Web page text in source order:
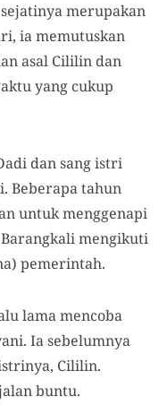
merupakan
ia memutuskan
asal Cililin dan
yang cukup
dan sang istri
Beberapa tahun
untuk menggenapi
mengikuti
pemerintah.
lama mencoba
Ia sebelumnya
Cililin.
buntu.